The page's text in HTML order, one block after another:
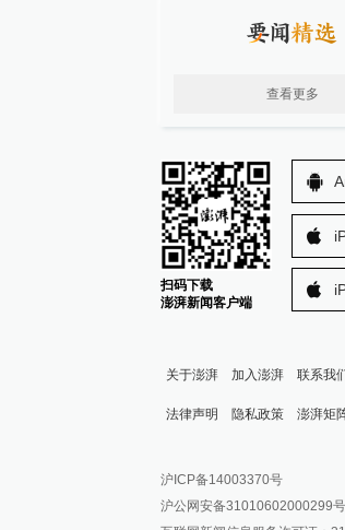
查看更多
扫码下载
澎湃新闻客户端
关于澎湃 加入澎湃 联系我
法律声明 隐私政策 澎湃矩
澎湃新闻公众号
澎湃新闻抖音号
报料邮箱:
沪ICP备14003370号
沪公网安备31010602000299号